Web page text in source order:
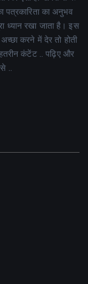
पत्रकारिता का अनुभव
ध्यान रखा जाता है। इस
करने में देर तो होती
कंटेंट .. पढ़िए और
..